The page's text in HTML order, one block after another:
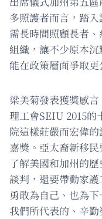
多照護者而言，踏
需長時間照顧長者
組織，讓不少原本
能在政策層面爭取
梁美菊發表獲獎感
理工會SEIU 2015的
院這樣莊嚴而宏偉
嘉獎。亞太裔新移
了解美國和加州的
談判，還要帶動家
勇敢為自己、也為
我們所代表的、辛勤